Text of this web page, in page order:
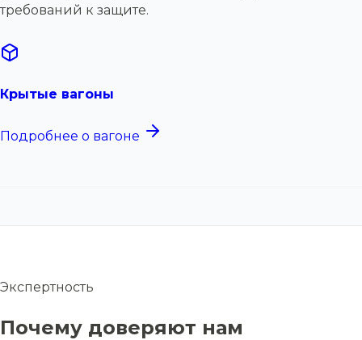
требований к защите.
Крытые вагоны
Подробнее о вагоне
Экспертность
Почему доверяют нам